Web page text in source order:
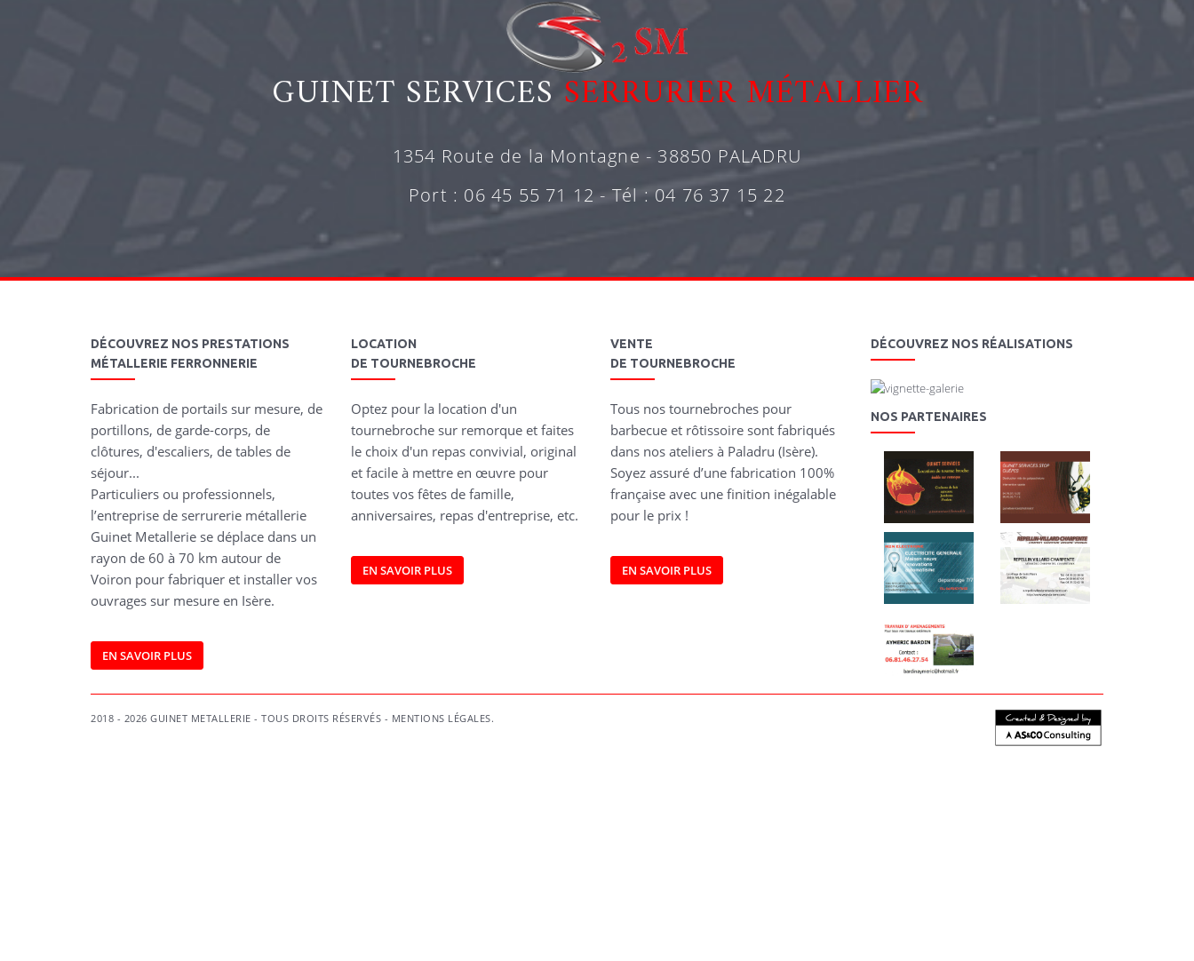
GUINET SERVICES SERRURIER MÉTALLIER
1354 Route de la Montagne - 38850 PALADRU
Port : 06 45 55 71 12 - Tél : 04 76 37 15 22
DÉCOUVREZ NOS PRESTATIONS
MÉTALLERIE FERRONNERIE
Fabrication de portails sur mesure, de
portillons, de garde-corps, de
clôtures, d'escaliers, de tables de
séjour...
Particuliers ou professionnels,
l’entreprise de serrurerie métallerie
Guinet Metallerie se déplace dans un
rayon de 60 à 70 km autour de
Voiron pour fabriquer et installer vos
ouvrages sur mesure en Isère.
EN SAVOIR PLUS
LOCATION
DE TOURNEBROCHE
Optez pour la location d'un
tournebroche sur remorque et faites
le choix d'un repas convivial, original
et facile à mettre en œuvre pour
toutes vos fêtes de famille,
anniversaires, repas d'entreprise, etc.
EN SAVOIR PLUS
VENTE
DE TOURNEBROCHE
Tous nos tournebroches pour
barbecue et rôtissoire sont fabriqués
dans nos ateliers à Paladru (Isère).
Soyez assuré d’une fabrication 100%
française avec une finition inégalable
pour le prix !
EN SAVOIR PLUS
DÉCOUVREZ NOS RÉALISATIONS
NOS PARTENAIRES
2018 - 2026 GUINET METALLERIE - TOUS DROITS RÉSERVÉS - MENTIONS LÉGALES.